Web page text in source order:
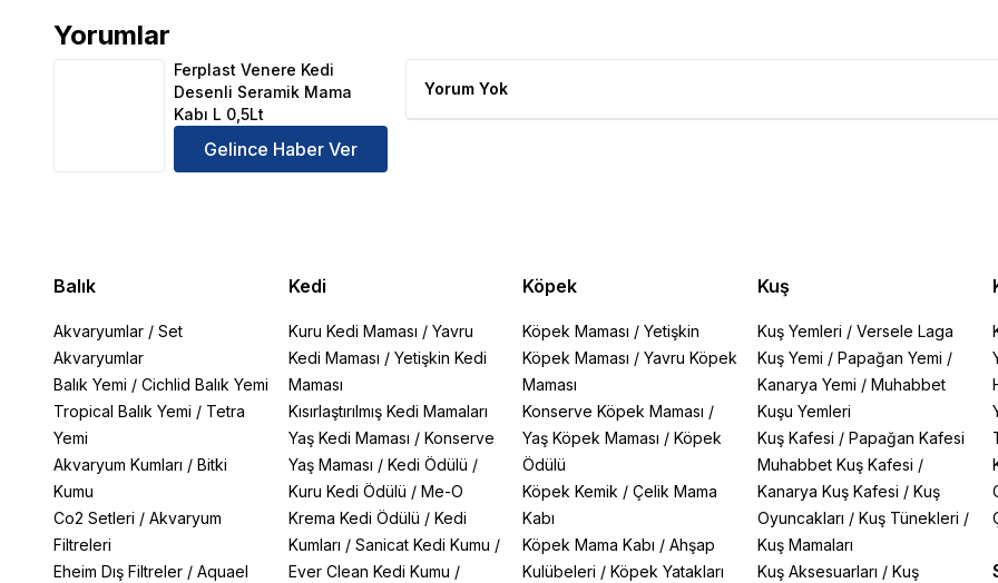
Yorumlar
Ferplast Venere Kedi Desenli Seramik Mama Kabı L 0,5Lt Ürün Yorumları
Ferplast Venere Kedi
Desenli Seramik Mama
Kabı L 0,5Lt
Gelince Haber Ver
Yorum Yok
Balık
Akvaryumlar / Set
Akvaryumlar
Balık Yemi / Cichlid Balık Yemi
Tropical Balık Yemi / Tetra
Yemi
Akvaryum Kumları / Bitki
Kumu
Co2 Setleri / Akvaryum
Filtreleri
Eheim Dış Filtreler / Aquael
Kedi
Kuru Kedi Maması / Yavru
Kedi Maması / Yetişkin Kedi
Maması
Kısırlaştırılmış Kedi Mamaları
Yaş Kedi Maması / Konserve
Yaş Maması / Kedi Ödülü /
Kuru Kedi Ödülü / Me-O
Krema Kedi Ödülü / Kedi
Kumları / Sanicat Kedi Kumu /
Ever Clean Kedi Kumu /
Köpek
Köpek Maması /Yetişkin
Köpek Maması /Yavru Köpek
Maması
Konserve Köpek Maması /
Yaş Köpek Maması /Köpek
Ödülü
Köpek Kemik /Çelik Mama
Kabı
Köpek Mama Kabı /Ahşap
Kulübeleri /Köpek Yatakları
Kuş
Kuş Yemleri / Versele Laga
Kuş Yemi / Papağan Yemi /
Kanarya Yemi / Muhabbet
Kuşu Yemleri
Kuş Kafesi / Papağan Kafesi
Muhabbet Kuş Kafesi /
Kanarya Kuş Kafesi / Kuş
Oyuncakları / Kuş Tünekleri /
Kuş Mamaları
Kuş Aksesuarları / Kuş